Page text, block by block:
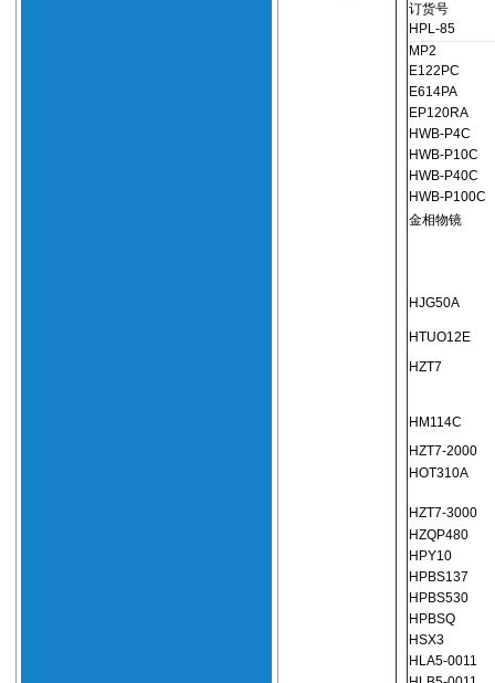
订货号
HPL-85
MP2
E122PC
E614PA
EP120RA
HWB-P4C
HWB-P10C
HWB-P40C
HWB-P100C
金相物镜
HJG50A
HTUO12E
HZT7
HM114C
HZT7-2000
HOT310A
HZT7-3000
HZQP480
HPY10
HPBS137
HPBS530
HPBSQ
HSX3
HLA5-0011